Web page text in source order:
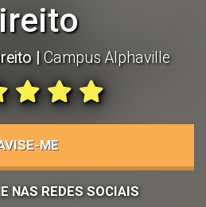
Campus Alphaville
ME
NAS REDES SOCIAIS